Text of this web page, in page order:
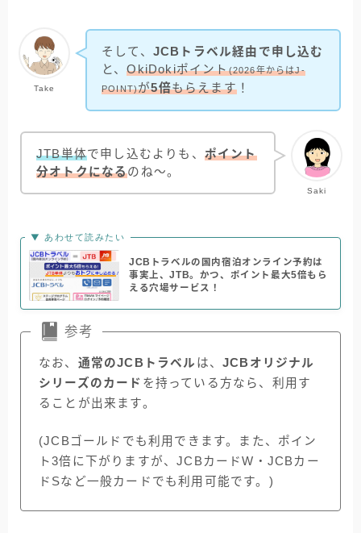
Take
そして、 JCBトラベル経由で申し込む
と、OkiDokiポイント(2026年からはJ-
POINT)が5倍もらえます！
Saki
JTB単体で申し込むよりも、 ポイント
分オトクになるのね～。
▼ あわせて読みたい
JCBトラベルの国内宿泊オンライン予約は
事実上、JTB。かつ、ポイント最大5倍もら
える穴場サービス！
参考
なお、 通常のJCBトラベル は、JCBオリジナル
シリーズのカード を持っている方なら、利用す
ることが出来ます。
(JCBゴールドでも利用できます。また、ポイン
ト3倍に下がりますが、JCBカードW・JCBカー
ドSなど一般カードでも利用可能です。)